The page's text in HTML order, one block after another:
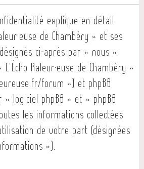
explique en détail
de Chambéry » et ses
ci-après par « nous »,
Raleur·euse de Chambéry »
forum ») et phpBB
logiciel phpBB » et « phpBB
les informations collectées
de votre part (désignées
»).